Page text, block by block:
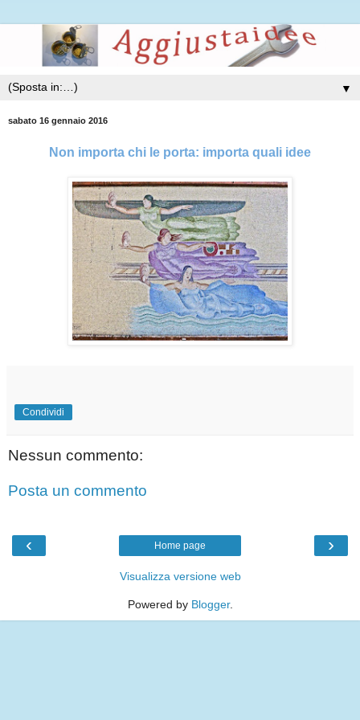
▼
sabato 16 gennaio 2016
Non importa chi le porta: importa quali idee
Condividi
Nessun commento:
Posta un commento
‹ ›
Home page
Visualizza versione web
Powered by Blogger.